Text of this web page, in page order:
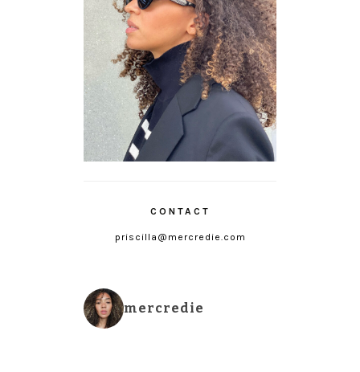
CONTACT
priscilla@mercredie.com
mercredie